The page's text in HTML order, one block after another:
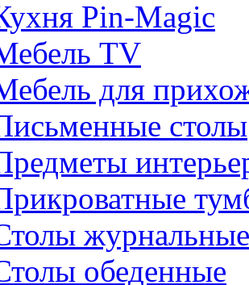
Pin-Magic
TV
для
столы
журнальные
обеденные